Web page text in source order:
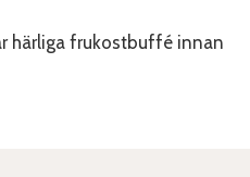
härliga frukostbuffé innan